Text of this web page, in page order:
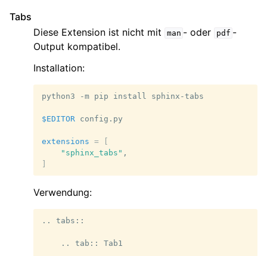
Tabs
Diese Extension ist nicht mit
man - oder pdf -
Output kompatibel.
Installation:
python3 -m pip install sphinx-tabs
$EDITOR config.py
extensions =
"sphinx_tabs"
Verwendung:
.. tabs::
    .. tab:: Tab1